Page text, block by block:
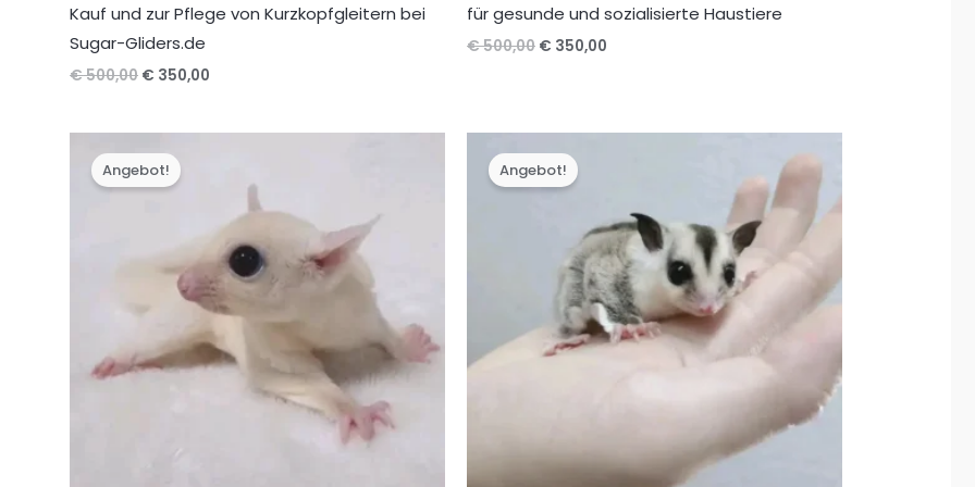
Kauf und zur Pflege von Kurzkopfgleitern bei
Sugar-Gliders.de
€500,00 Ursprünglicher
€ 500,00
€ 350,00
€ 350,00.
für gesunde und sozialisierte Haustiere
€500,00 Ursprünglicher
€ 350,00
Angebot! Angebot!